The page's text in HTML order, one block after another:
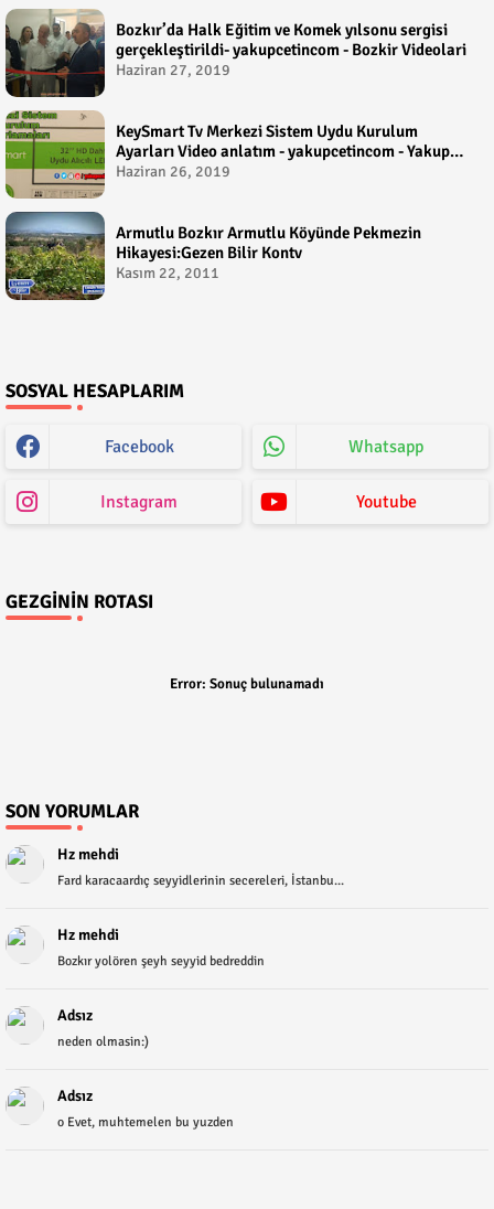
Bozkır’da Halk Eğitim ve Komek yılsonu sergisi
gerçekleştirildi- yakupcetincom - Bozkir Videolari
Haziran 27, 2019
KeySmart Tv Merkezi Sistem Uydu Kurulum
Ayarları Video anlatım - yakupcetincom - Yakup
Çetin
Haziran 26, 2019
Armutlu Bozkır Armutlu Köyünde Pekmezin
Hikayesi:Gezen Bilir Kontv
Kasım 22, 2011
SOSYAL HESAPLARIM
Facebook Whatsapp
Instagram Youtube
GEZGININ ROTASI
Error: Sonuç bulunamadı
SON YORUMLAR
Hz mehdi
Fard karacaardıç seyyidlerinin secereleri, İstanbu...
Hz mehdi
Bozkır yolören şeyh seyyid bedreddin
Adsız
neden olmasin:)
Adsız
o Evet, muhtemelen bu yuzden